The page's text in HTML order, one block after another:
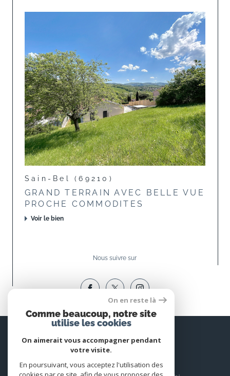
Sain-Bel (69210)
GRAND TERRAIN AVEC BELLE VUE
PROCHE COMMODITES
Voir le bien
Nous suivre sur
Espace
PROPRIÉTAIRE
Se connecter
On en reste là
Comme beaucoup, notre site
utilise les cookies
On aimerait vous accompagner pendant
votre visite.
En poursuivant, vous acceptez l'utilisation des